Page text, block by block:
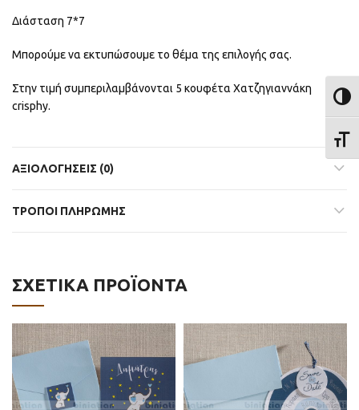
Διάσταση 7*7
Μπορούμε να εκτυπώσουμε το θέμα της επιλογής σας.
Στην τιμή συμπεριλαμβάνονται 5 κουφέτα Χατζηγιαννάκη
crisphy.
ΑΞΙΟΛΟΓΉΣΕΙΣ (0)
ΤΡΟΠΟΙ ΠΛΗΡΩΜΗΣ
ΣΧΕΤΙΚΆ ΠΡΟΪΌΝΤΑ